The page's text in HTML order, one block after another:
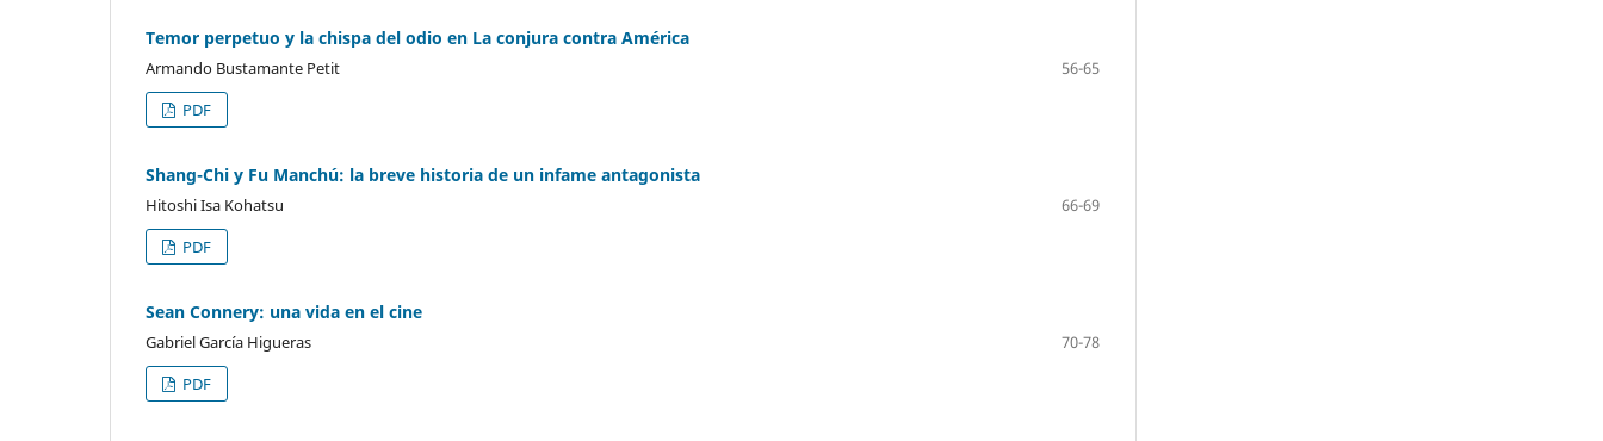
Temor perpetuo y la chispa del odio en La conjura contra América
Armando Bustamante Petit
56-65
PDF
Shang-Chi y Fu Manchú: la breve historia de un infame antagonista
Hitoshi Isa Kohatsu
66-69
PDF
Sean Connery: una vida en el cine
Gabriel García Higueras
70-78
PDF